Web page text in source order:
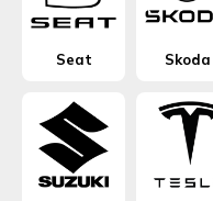
Seat Skoda